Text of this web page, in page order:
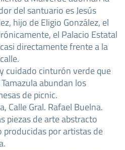
del santuario es Jesús
hijo de Eligio González, el
el Palacio Estatal
directamente frente a la
cuidado cinturón verde que
abundan los
de picnic.
Calle Gral. Rafael Buelna.
piezas de arte abstracto
por artistas de